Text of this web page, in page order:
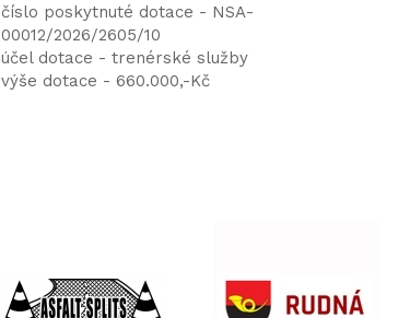
číslo poskytnuté dotace - NSA-
00012/2026/2605/10
účel dotace - trenérské služby
výše dotace - 660.000,-Kč